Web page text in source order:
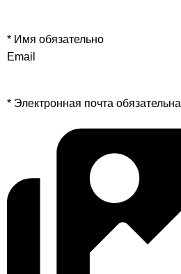
* Имя обязательно
Email
* Электронная почта обязательна